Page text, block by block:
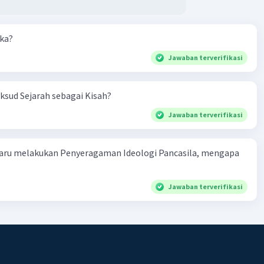
sering kali didasarkan pada pola akord sederhana
karena melodi yang sedih. Peralatan seperti gitar
Dance:
suara, dan sering digunakan di klub atau acara
termasuk house, techno, dubstep, dan EDM
menggabungkan unsur-unsur jazz, blues, dan gospel.
Jawaban terverifikasi
Sejarah sebagai Kisah?
Jawaban terverifikasi
melakukan Penyeragaman Ideologi Pancasila, mengapa
Jawaban terverifikasi